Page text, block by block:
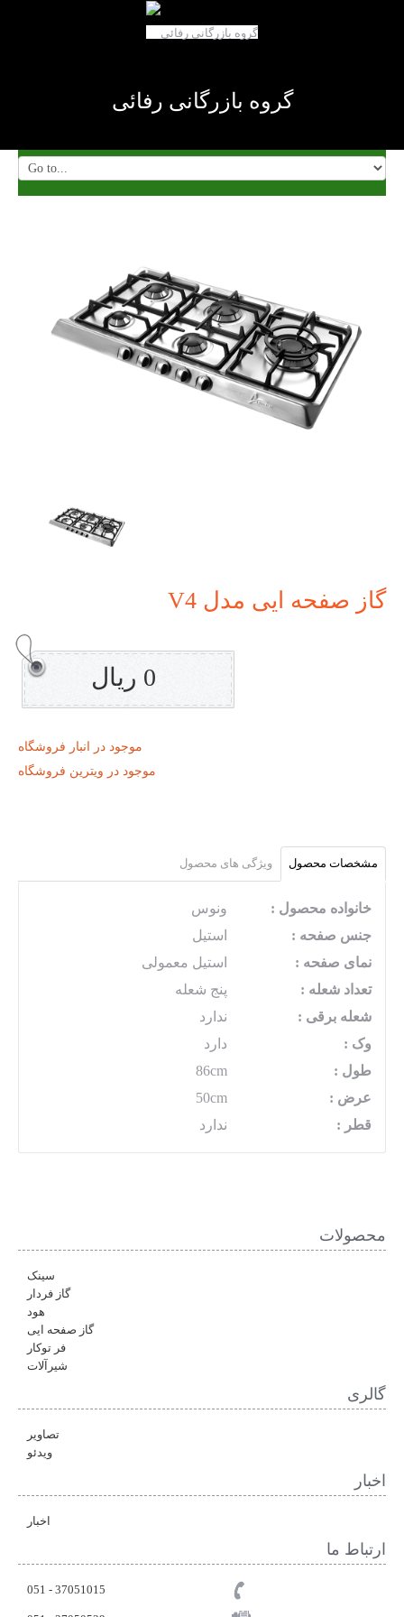
گروه بازرگانی رفائی
گاز صفحه ایی مدل V4
0 ریال
موجود در انبار فروشگاه
موجود در ویترین فروشگاه
مشخصات محصول ویژگی های محصول
خانواده محصول :
ونوس
جنس صفحه :
استیل
نمای صفحه :
استیل معمولی
تعداد شعله :
پنج شعله
شعله برقی :
ندارد
وک :
دارد
طول :
86cm
عرض :
50cm
قطر :
ندارد
محصولات
سینک
گاز فردار
هود
گاز صفحه ایی
فر توکار
شیرآلات
گالری
تصاویر
ویدئو
اخبار
اخبار
ارتباط ما
37051015 - 051